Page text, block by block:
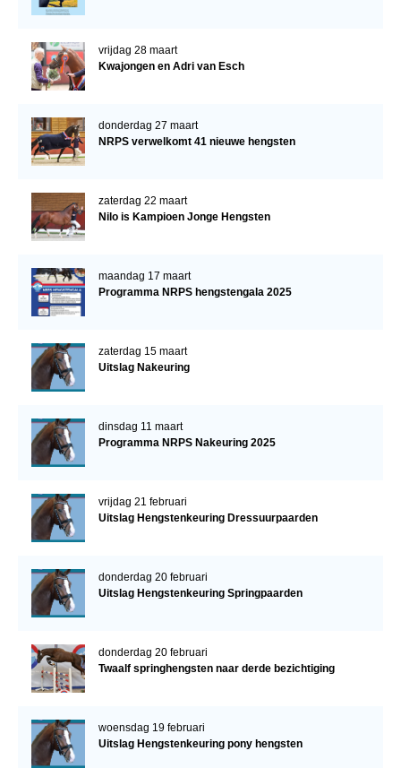
vrijdag 28 maart
Kwajongen en Adri van Esch
donderdag 27 maart
NRPS verwelkomt 41 nieuwe hengsten
zaterdag 22 maart
Nilo is Kampioen Jonge Hengsten
maandag 17 maart
Programma NRPS hengstengala 2025
zaterdag 15 maart
Uitslag Nakeuring
dinsdag 11 maart
Programma NRPS Nakeuring 2025
vrijdag 21 februari
Uitslag Hengstenkeuring Dressuurpaarden
donderdag 20 februari
Uitslag Hengstenkeuring Springpaarden
donderdag 20 februari
Twaalf springhengsten naar derde bezichtiging
woensdag 19 februari
Uitslag Hengstenkeuring pony hengsten